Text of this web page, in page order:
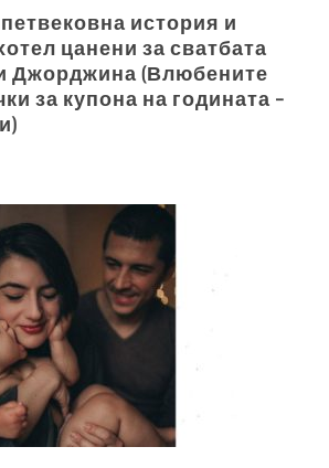
история и
цанени за сватбата
Джорджина (Влюбените
за купона на годината –